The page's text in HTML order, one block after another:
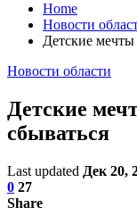
Home
Новости
Детские мечты
Новости области
Детские
сбываться
Last updated Дек 20,
0 27
Share